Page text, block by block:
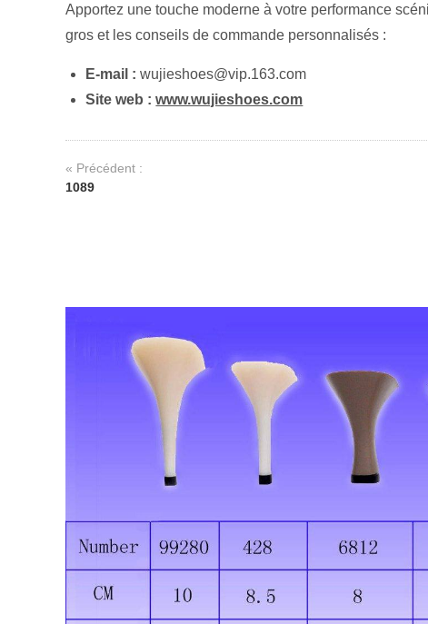
Apportez une touche moderne à votre performance
gros et les conseils de commande personnalisés :
E-mail : wujieshoes@vip.163.com
Site web : www.wujieshoes.com
« Précédent :
1089